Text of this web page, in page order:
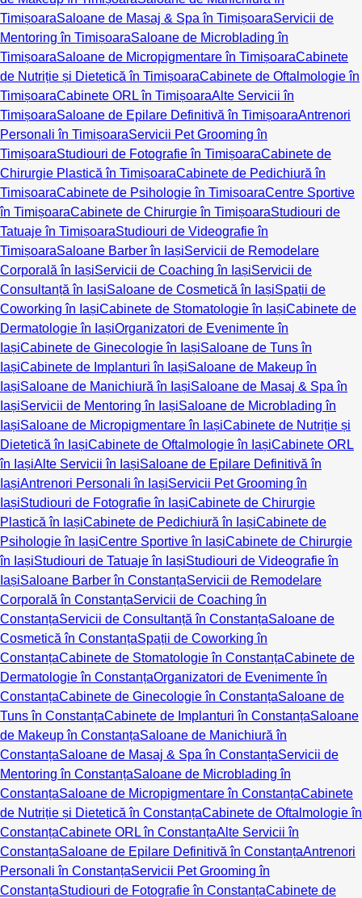
TimișoaraSaloane de Masaj & Spa în TimișoaraServicii de
Mentoring în TimișoaraSaloane de Microblading în
TimișoaraSaloane de Micropigmentare în TimișoaraCabinete
de Nutriție și Dietetică în TimișoaraCabinete de Oftalmologie în
TimișoaraCabinete ORL în TimișoaraAlte Servicii în
TimișoaraSaloane de Epilare Definitivă în TimișoaraAntrenori
Personali în TimișoaraServicii Pet Grooming în
TimișoaraStudiouri de Fotografie în TimișoaraCabinete de
Chirurgie Plastică în TimișoaraCabinete de Pedichiură în
TimișoaraCabinete de Psihologie în TimișoaraCentre Sportive
în TimișoaraCabinete de Chirurgie în TimișoaraStudiouri de
Tatuaje în TimișoaraStudiouri de Videografie în
TimișoaraSaloane Barber în IașiServicii de Remodelare
Corporală în IașiServicii de Coaching în IașiServicii de
Consultanță în IașiSaloane de Cosmetică în IașiSpații de
Coworking în IașiCabinete de Stomatologie în IașiCabinete de
Dermatologie în IașiOrganizatori de Evenimente în
IașiCabinete de Ginecologie în IașiSaloane de Tuns în
IașiCabinete de Implanturi în IașiSaloane de Makeup în
IașiSaloane de Manichiură în IașiSaloane de Masaj & Spa în
IașiServicii de Mentoring în IașiSaloane de Microblading în
IașiSaloane de Micropigmentare în IașiCabinete de Nutriție și
Dietetică în IașiCabinete de Oftalmologie în IașiCabinete ORL
în IașiAlte Servicii în IașiSaloane de Epilare Definitivă în
IașiAntrenori Personali în IașiServicii Pet Grooming în
IașiStudiouri de Fotografie în IașiCabinete de Chirurgie
Plastică în IașiCabinete de Pedichiură în IașiCabinete de
Psihologie în IașiCentre Sportive în IașiCabinete de Chirurgie
în IașiStudiouri de Tatuaje în IașiStudiouri de Videografie în
IașiSaloane Barber în ConstanțaServicii de Remodelare
Corporală în ConstanțaServicii de Coaching în
ConstanțaServicii de Consultanță în ConstanțaSaloane de
Cosmetică în ConstanțaSpații de Coworking în
ConstanțaCabinete de Stomatologie în ConstanțaCabinete de
Dermatologie în ConstanțaOrganizatori de Evenimente în
ConstanțaCabinete de Ginecologie în ConstanțaSaloane de
Tuns în ConstanțaCabinete de Implanturi în ConstanțaSaloane
de Makeup în ConstanțaSaloane de Manichiură în
ConstanțaSaloane de Masaj & Spa în ConstanțaServicii de
Mentoring în ConstanțaSaloane de Microblading în
ConstanțaSaloane de Micropigmentare în ConstanțaCabinete
de Nutriție și Dietetică în ConstanțaCabinete de Oftalmologie în
ConstanțaCabinete ORL în ConstanțaAlte Servicii în
ConstanțaSaloane de Epilare Definitivă în ConstanțaAntrenori
Personali în ConstanțaServicii Pet Grooming în
ConstanțaStudiouri de Fotografie în ConstanțaCabinete de